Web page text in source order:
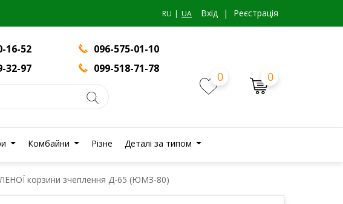
RU UA Вхiд | Реєстрація
16-52
096-575-01-10
32-97 099-518-71-78
0 0
Комбайни Різне Деталі за типом
корзини зчеплення Д-65 (ЮМЗ-80)